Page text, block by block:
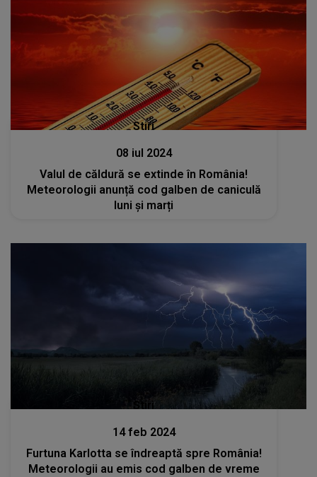
Stiri
08 iul 2024
Valul de căldură se extinde în România!
Meteorologii anunță cod galben de caniculă
luni și marți
Stiri
14 feb 2024
Furtuna Karlotta se îndreaptă spre România!
Meteorologii au emis cod galben de vreme